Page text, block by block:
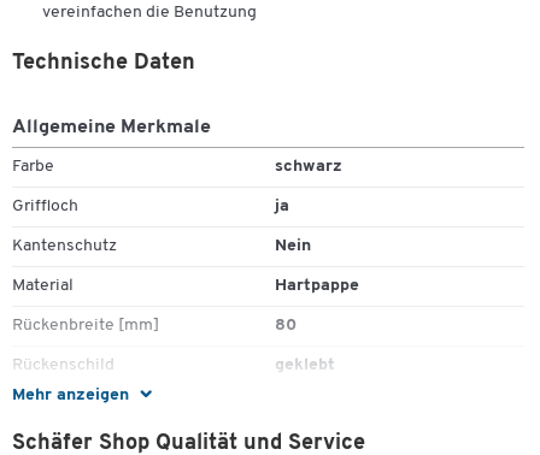
vereinfachen die Benutzung
Mehr anzeigen
Technische Daten
Allgemeine Merkmale
Farbe schwarz
Griffloch ja
Kantenschutz Nein
Material Hartpappe
Rückenbreite [mm] 80
Rückenschild geklebt
Stück pro Paket
Umweltsiegel Blauer Engel;FSC -
Schäfer Shop Qualität und Service